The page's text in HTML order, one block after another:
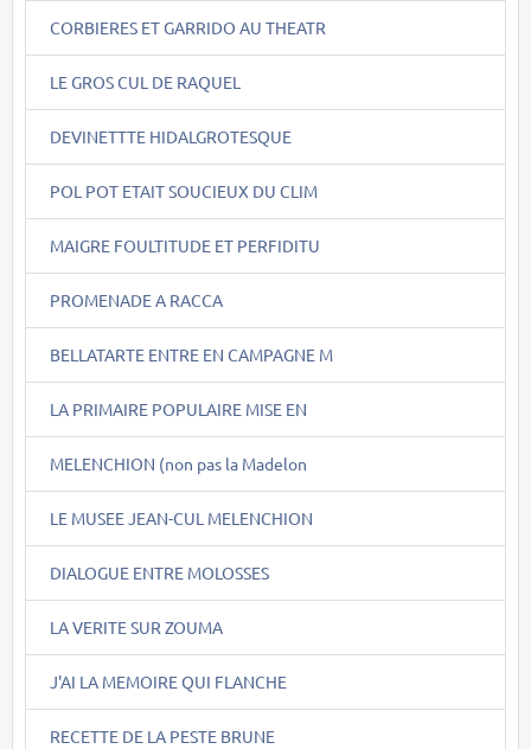
CORBIERES ET GARRIDO AU THEATR
LE GROS CUL DE RAQUEL
DEVINETTTE HIDALGROTESQUE
POL POT ETAIT SOUCIEUX DU CLIM
MAIGRE FOULTITUDE ET PERFIDITU
PROMENADE A RACCA
BELLATARTE ENTRE EN CAMPAGNE M
LA PRIMAIRE POPULAIRE MISE EN
MELENCHION (non pas la Madelon
LE MUSEE JEAN-CUL MELENCHION
DIALOGUE ENTRE MOLOSSES
LA VERITE SUR ZOUMA
J'AI LA MEMOIRE QUI FLANCHE
RECETTE DE LA PESTE BRUNE